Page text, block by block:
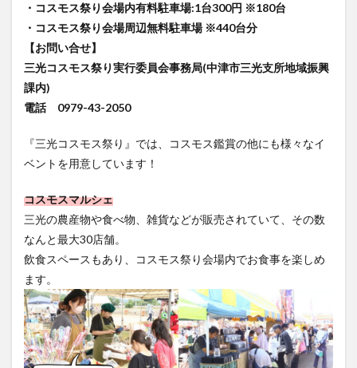
・コスモス祭り会場内有料駐車場:1台300円 ※180台
・コスモス祭り会場周辺無料駐車場 ※440台分
【お問い合せ】
三光コスモス祭り実行委員会事務局(中津市三光支所地域振興
課内)
電話 0979-43-2050
『三光コスモス祭り』では、コスモス鑑賞の他にも様々なイ
ベントを用意しています！
コスモスマルシェ
三光の農産物や食べ物、雑貨などが販売されていて、その数
なんと最大30店舗。
飲食スペースもあり、コスモス祭り会場内でお食事を楽しめ
ます。
移転
竹田 竹田市 竹田市ディナー
絵本
自動販売機 自転車 臼杵市
花 花火 茶碗蒸し 蕎麦
虹
話題
豊後大野
鉄道ジオラマ
音楽
飛行機